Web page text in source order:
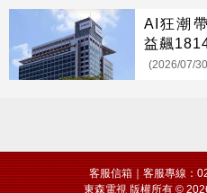
AI狂潮
益飆
(2026/07/
客服信箱｜客服專線：
東森電視 版權所有 ©